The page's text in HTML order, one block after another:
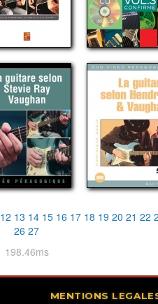
12 13 14 15 16 17 18 19 20 21 22
26 27
198.46ms
MENTIONS